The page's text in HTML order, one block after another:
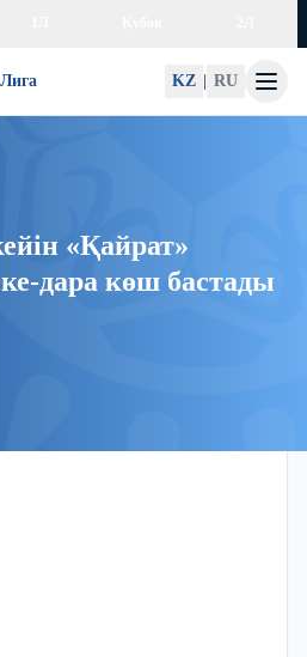
KZ RU
«Қайрат»
дара көш бастады